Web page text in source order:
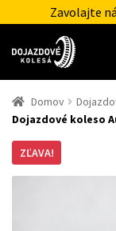
Zavolajte
Domov
Dojazdové koleso
ZĽAVA!